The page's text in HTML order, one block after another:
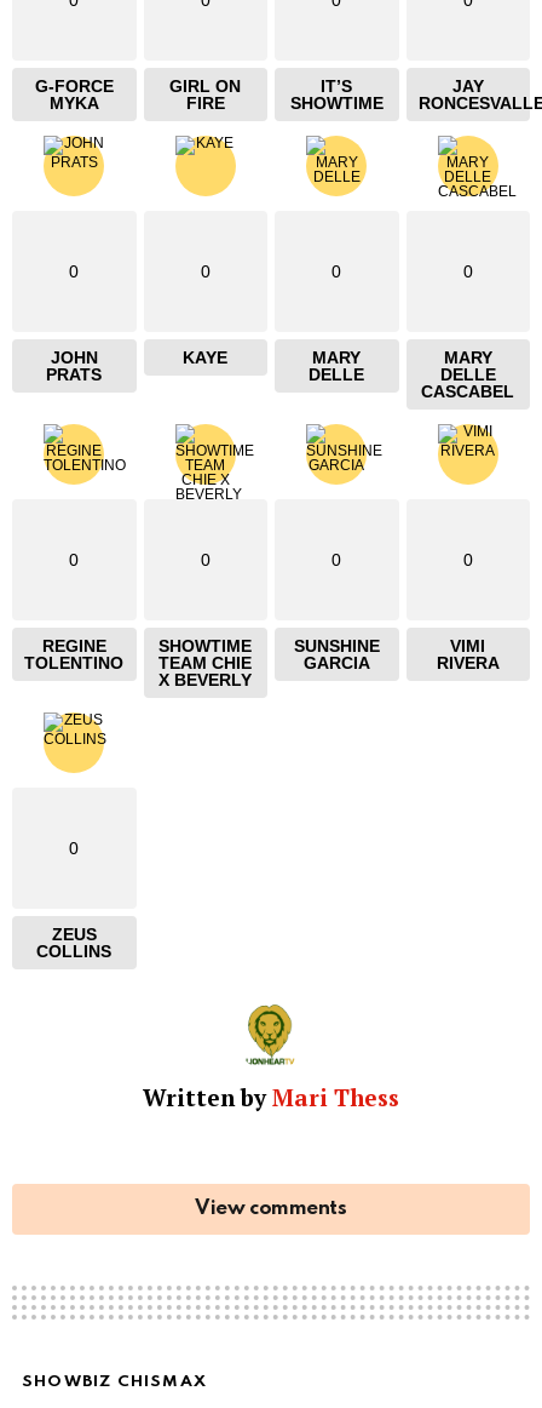
G-FORCE
MYKA
GIRL ON
FIRE
IT’S
SHOWTIME
JAY
0
JOHN
PRATS
0
KAYE
0
MARY
DELLE
0
MARY
DELLE
CASCABEL
0
REGINE
TOLENTINO
0
SHOWTIME
TEAM CHIE
X BEVERLY
0
SUNSHINE
GARCIA
0
VIMI
RIVERA
0
ZEUS
COLLINS
Written byMari Thess
View comments
SHOWBIZ CHISMAX